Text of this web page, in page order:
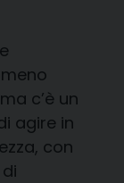
c’è un
agire in
con